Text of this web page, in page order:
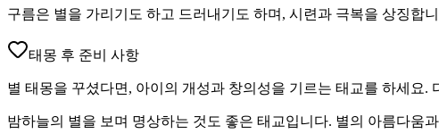
구름은 별을 가리기도 하고 드러내기도 하며, 시련과 극복을 상징합
태몽 후 준비 사항
별 태몽을 꾸셨다면, 아이의 개성과 창의성을 기르는 태교를 하세요.
밤하늘의 별을 보며 명상하는 것도 좋은 태교입니다. 별의 아름다움